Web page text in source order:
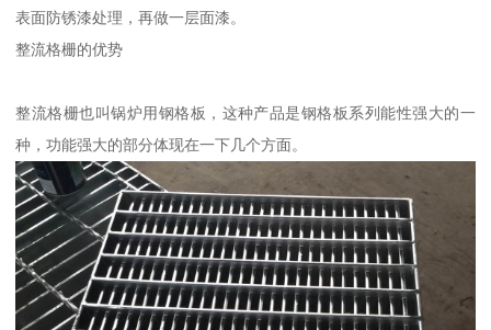
表面防锈漆处理，再做一层面漆。
整流格栅的优势
整流格栅也叫锅炉用钢格板，这种产品是钢格板系列能性强大的一
种，功能强大的部分体现在一下几个方面。